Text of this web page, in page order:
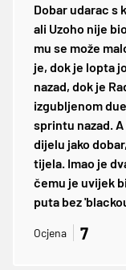
Dobar udarac s
ali Uzoho nije
mu se može
je, dok je lopta
nazad, dok je
izgubljenom
sprintu nazad.
dijelu jako
tijela. Imao je
čemu je uvijek
puta bez
Ocjena 7